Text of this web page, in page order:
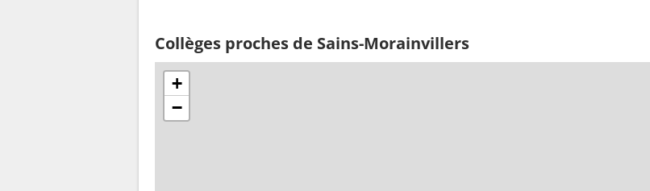
Collèges proches de Sains-Morainvillers
+
−